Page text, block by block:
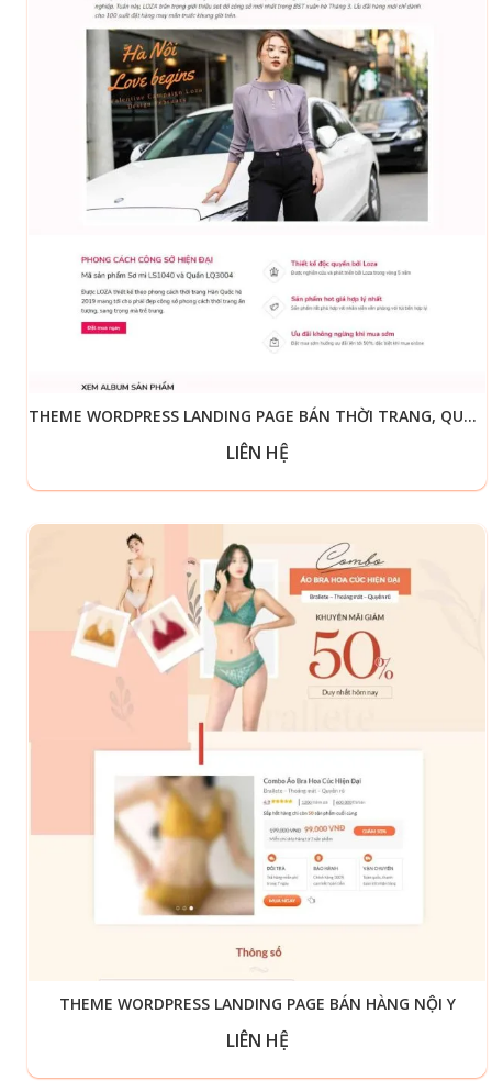
THEME WORDPRESS LANDING PAGE BÁN THỜI TRANG, QUẦN ÁO
LIÊN HỆ
THEME WORDPRESS LANDING PAGE BÁN HÀNG NỘI Y
LIÊN HỆ